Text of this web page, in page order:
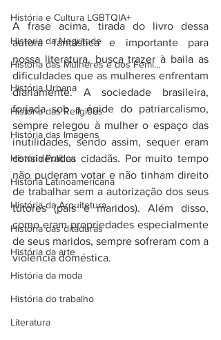
História e Cultura LGBTQIA+
Historia da Negritude
História das Mulheres e dos Femi...
História Urbana
História das Religiões
História das Imagens
História Política
História Latinoamericana
História da Arquitetura
História das ditaduras
História da arte
História da moda
História do trabalho
Literatura
A frase acima, tirada do livro dessa
autora fantástica e importante para
nossa literatura, busca trazer à baila as
dificuldades que as mulheres enfrentam
diariamente. A sociedade brasileira,
forjada sob a égide do patriarcalismo,
sempre relegou à mulher o espaço das
inutilidades, sendo assim, sequer eram
consideradas cidadãs. Por muito tempo
não puderam votar e não tinham direito
de trabalhar sem a autorização dos seus
tutores (pais e maridos). Além disso,
como eram propriedades especialmente
de seus maridos, sempre sofreram com a
violência doméstica.